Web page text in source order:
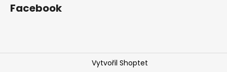
Facebook
Vytvořil Shoptet